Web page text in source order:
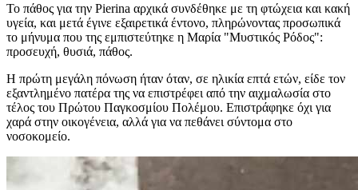
Το πάθος για την Pierina αρχικά συνδέθηκε με τη φτώχεια και κακή
υγεία, και μετά έγινε εξαιρετικά έντονο, πληρώνοντας προσωπικά
το μήνυμα που της εμπιστεύτηκε η Μαρία "Μυστικός Ρόδος":
προσευχή, θυσιά, πάθος.
Η πρώτη μεγάλη πόνωση ήταν όταν, σε ηλικία επτά ετών, είδε τον
εξαντλημένο πατέρα της να επιστρέφει από την αιχμαλωσία στο
τέλος του Πρώτου Παγκοσμίου Πολέμου. Επιστράφηκε όχι για
χαρά στην οικογένεια, αλλά για να πεθάνει σύντομα στο
νοσοκομείο.